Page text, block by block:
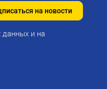
на новости
данных и на